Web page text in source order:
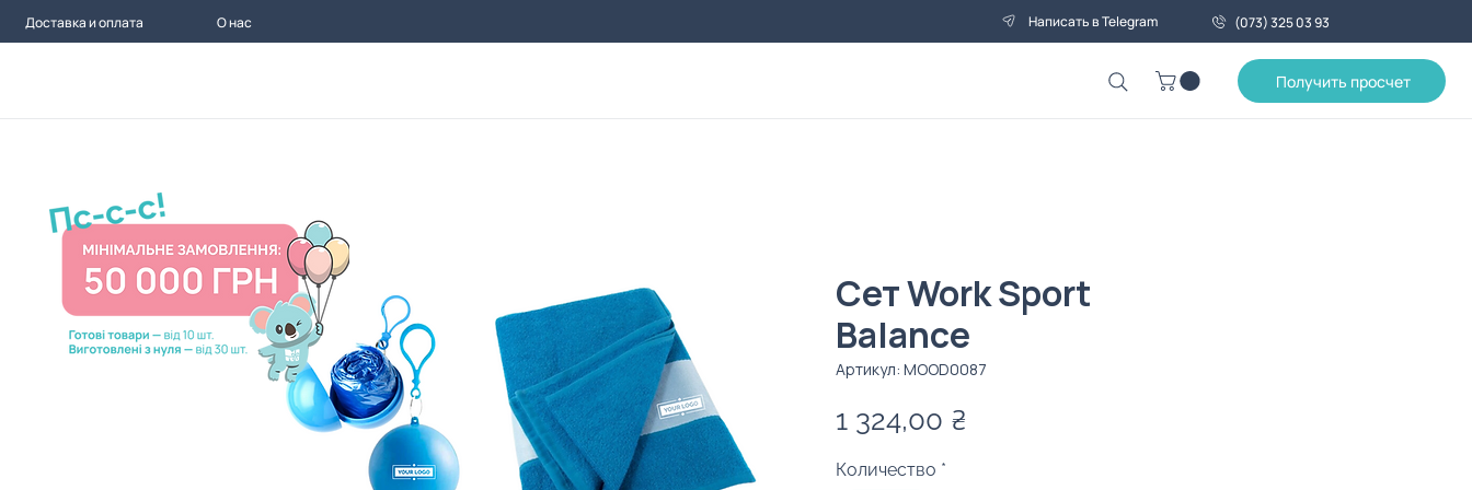
Доставка и оплата О нас Написать в Telegram (073) 325 03 93
Получить просчет
Сет Work Sport
Balance
Артикул: MOOD0087
1 324,00 ₴
Количество *